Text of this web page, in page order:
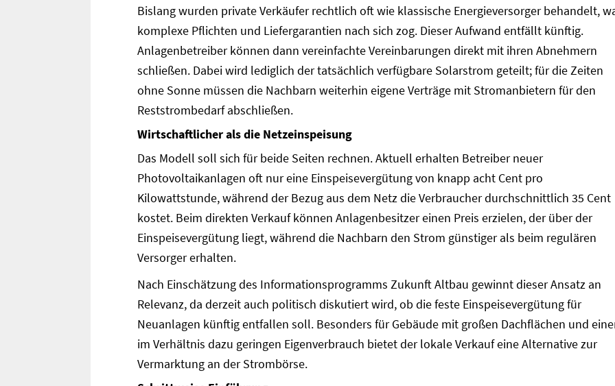
Bislang wurden private Verkäufer rechtlich oft wie klassische Energieversorger behandelt,
komplexe Pflichten und Liefergarantien nach sich zog. Dieser Aufwand entfällt künftig.
Anlagenbetreiber können dann vereinfachte Vereinbarungen direkt mit ihren Abnehmern
schließen. Dabei wird lediglich der tatsächlich verfügbare Solarstrom geteilt; für die Zeiten
ohne Sonne müssen die Nachbarn weiterhin eigene Verträge mit Stromanbietern für den
Reststrombedarf abschließen.
Wirtschaftlicher als die Netzeinspeisung
Das Modell soll sich für beide Seiten rechnen. Aktuell erhalten Betreiber neuer
Photovoltaikanlagen oft nur eine Einspeisevergütung von knapp acht Cent pro
Kilowattstunde, während der Bezug aus dem Netz die Verbraucher durchschnittlich 35 Cent
kostet. Beim direkten Verkauf können Anlagenbesitzer einen Preis erzielen, der über der
Einspeisevergütung liegt, während die Nachbarn den Strom günstiger als beim regulären
Versorger erhalten.
Nach Einschätzung des Informationsprogramms Zukunft Altbau gewinnt dieser Ansatz an
Relevanz, da derzeit auch politisch diskutiert wird, ob die feste Einspeisevergütung für
Neuanlagen künftig entfallen soll. Besonders für Gebäude mit großen Dachflächen und
im Verhältnis dazu geringen Eigenverbrauch bietet der lokale Verkauf eine Alternative zur
Vermarktung an der Strombörse.